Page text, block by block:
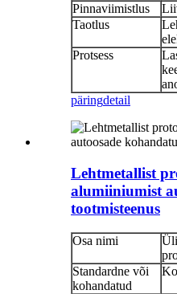
Pinnaviimistlus
Taotlus
Protsess
päringdetail
Lehtmetallist
alumiiniumist
tootmisteenus
Osa nimi
Standardne või
kohandatud